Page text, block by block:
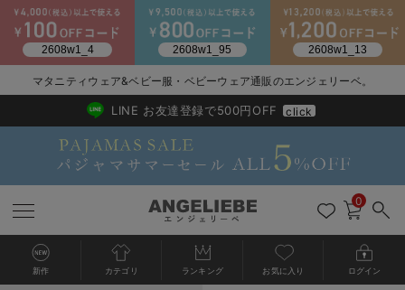
マタニティウェア&ベビー服・ベビーウェア通販のエンジェリーベ。
2026/NewArrival
送料495円(一部地域を除く) 7,700円以上で送料無料
LINE お友達登録で500円OFF click
0
新作 カテゴリ ランキング お気に入り ログイン